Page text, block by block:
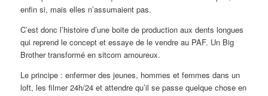
enfin si, mais elles n’assumaient pas.
C’est donc l’histoire d’une boite de production aux dents longues
qui reprend le concept et essaye de le vendre au PAF. Un Big
Brother transformé en sitcom amoureux.
Le principe : enfermer des jeunes, hommes et femmes dans un
loft, les filmer 24h/24 et attendre qu’il se passe quelque chose en